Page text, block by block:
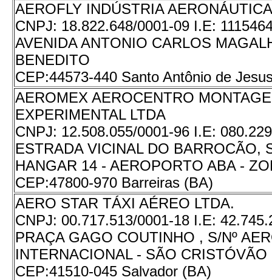
AEROFLY INDÚSTRIA
CNPJ: 18.822.648/0001-09 I.E:
AVENIDA ANTONIO CARLOS
BENEDITO
CEP:44573-440 Santo Antônio de
AEROMEX AEROCENTRO
EXPERIMENTAL LTDA
CNPJ: 12.508.055/0001-96 I.E:
ESTRADA VICINAL DO BARROCÃO,
HANGAR 14 - AEROPORTO ABA -
CEP:47800-970 Barreiras (BA)
AERO STAR TÁXI AÉREO LTDA.
CNPJ: 00.717.513/0001-18 I.E:
PRAÇA GAGO COUTINHO , S/Nº
INTERNACIONAL - SÃO CRISTÓVÃO
CEP:41510-045 Salvador (BA)